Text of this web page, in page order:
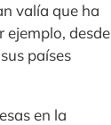
valía que ha
ejemplo, desde
países
en la